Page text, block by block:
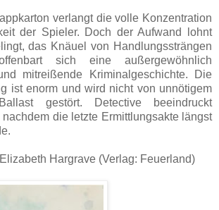
verlangt die volle Konzentration
der Spieler. Doch der Aufwand lohnt
das Knäuel von Handlungssträngen
sich eine außergewöhnlich
mitreißende Kriminalgeschichte. Die
ist enorm und wird nicht von unnötigem
gestört. Detective beeindruckt
die letzte Ermittlungsakte längst
Hargrave (Verlag: Feuerland)